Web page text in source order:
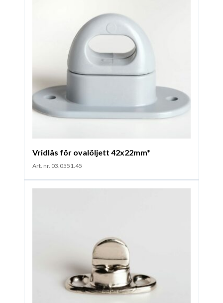
Vridlås för ovalöljett 42x22mm*
Art. nr. 03.0551.45